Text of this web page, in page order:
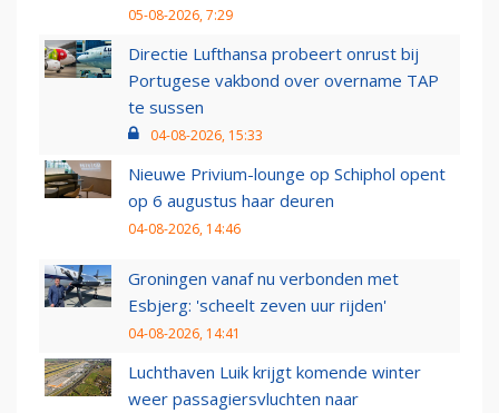
05-08-2026, 7:29
Directie Lufthansa probeert onrust bij
Portugese vakbond over overname TAP
te sussen
04-08-2026, 15:33
Nieuwe Privium-lounge op Schiphol opent
op 6 augustus haar deuren
04-08-2026, 14:46
Groningen vanaf nu verbonden met
Esbjerg: 'scheelt zeven uur rijden'
04-08-2026, 14:41
Luchthaven Luik krijgt komende winter
weer passagiersvluchten naar